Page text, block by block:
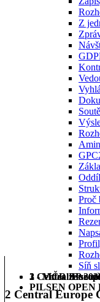
Z
Proč
Síň
1 - Videa ze
2 Central
3 - MČR BP
PILSEN OPEN
2 Central Europe